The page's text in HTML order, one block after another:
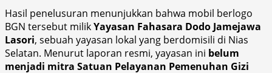
Hasil penelusuran menunjukkan bahwa mobil berlogo
BGN tersebut milikYayasan Fahasara Dodo Jamejawa
Lasori, sebuah yayasan lokal yang berdomisili di Nias
Selatan. Menurut laporan resmi, yayasan ini belum
menjadi mitra Satuan Pelayanan Pemenuhan Gizi